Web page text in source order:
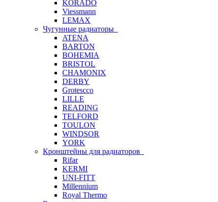
KORADO
Viessmann
LEMAX
Чугунные радиаторы
ATENA
BARTON
BOHEMIA
BRISTOL
CHAMONIX
DERBY
Grotescco
LILLE
READING
TELFORD
TOULON
WINDSOR
YORK
Кронштейны для радиаторов
Rifar
KERMI
UNI-FITT
Millennium
Royal Thermo